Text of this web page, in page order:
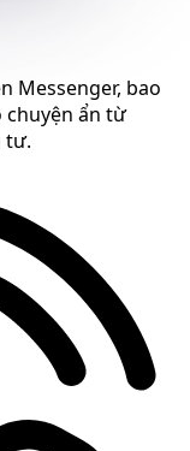
Messenger, bao
chuyện ẩn từ
tư.